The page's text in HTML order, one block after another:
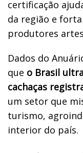
certificação
da região e
produtores
Dados do
que o Brasil
cachaças
um setor que
turismo,
interior do país.